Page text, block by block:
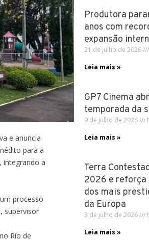
e anuncia
para a
integrando a
processo
, supervisor
Rio de
Produtora
anos com
expansão
21 de julho de 2026
Leia mais »
GP7 Cinema
temporada da
9 de julho de 2026
Leia mais »
Terra
2026 e reforça
dos mais
da Europa
3 de julho de 2026
Leia mais »